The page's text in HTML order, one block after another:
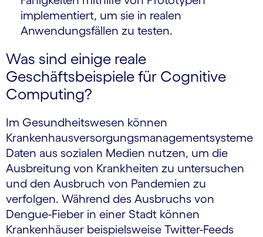
implementiert, um sie in realen
Anwendungsfällen zu testen.
Was sind einige reale
Geschäftsbeispiele für Cognitive
Computing?
Im Gesundheitswesen können
Krankenhausversorgungsmanagementsysteme
Daten aus sozialen Medien nutzen, um die
Ausbreitung von Krankheiten zu untersuchen
und den Ausbruch von Pandemien zu
verfolgen. Während des Ausbruchs von
Dengue-Fieber in einer Stadt können
Krankenhäuser beispielsweise Twitter-Feeds